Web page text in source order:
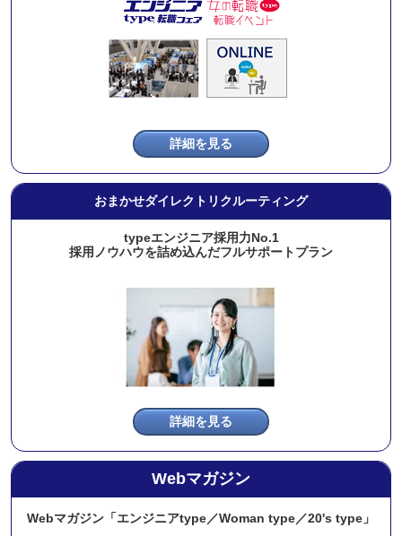
詳細を見る
おまかせダイレクトリクルーティング
typeエンジニア採用力No.1
採用ノウハウを詰め込んだフルサポートプラン
詳細を見る
Webマガジン
Webマガジン「エンジニアtype／Woman type／20's type」